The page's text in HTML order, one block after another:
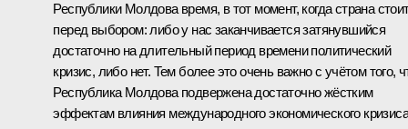
Республики Молдова время, в тот момент, когда страна
перед выбором: либо у нас заканчивается затянувшийся
достаточно на длительный период времени политический
кризис, либо нет. Тем более это очень важно с учётом того,
Республика Молдова подвержена достаточно жёстким
эффектам влияния международного экономического